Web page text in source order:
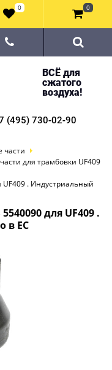
ВСЁ для
сжатого
воздуха!
(495) 730-02-90
части
для трамбовки UF409
UF409 . Индустриальный
для UF409 .
в ЕС
0 0